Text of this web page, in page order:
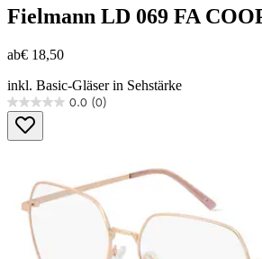
Fielmann LD 069 FA
ab€ 18,50
inkl. Basic-Gläser in Sehstärke
0.0 (0)
0.0
von
5